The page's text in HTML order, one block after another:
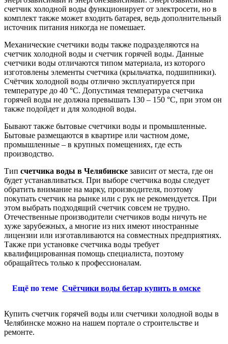
счетчик холодной воды функционирует от электросети, но в
комплект также может входить батарея, ведь дополнительный
источник питания никогда не помешает.
Механические счетчики воды также подразделяются на
счетчик холодной воды и счетчик горячей воды. Данные
счетчики воды отличаются типом материала, из которого
изготовлены элементы счетчика (крыльчатка, подшипники).
Счётчик холодной воды отлично эксплуатируется при
температуре до 40 °С. Допустимая температура счетчика
горячей воды не должна превышать 130 – 150 °С, при этом он
также подойдет и для холодной воды.
Бывают также бытовые счетчики воды и промышленные.
Бытовые размещаются в квартире или частном доме,
промышленные – в крупных помещениях, где есть
производство.
Тип счетчика воды в Челябинске зависит от места, где он
будет устанавливаться. При выборе счетчика воды следует
обратить внимание на марку, производителя, поэтому
покупать счетчик на рынке или с рук не рекомендуется. При
этом выбрать подходящий счетчик совсем не трудно.
Отечественные производители счетчиков воды ничуть не
хуже зарубежных, а многие из них имеют иностранные
лицензии или изготавливаются на совместных предприятиях.
Также при установке счетчика воды требует
квалифицированная помощь специалиста, поэтому
обращайтесь только к профессионалам.
Ещё по теме Счётчики воды бетар купить в омске
Купить счетчик горячей воды или счетчики холодной воды в
Челябинске можно на нашем портале о строительстве и
ремонте.